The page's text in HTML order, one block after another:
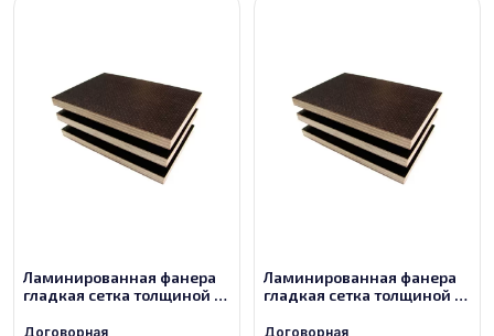
Ламинированная фанера
гладкая сетка толщиной 21
сорт 2/2
Договорная
Ламинированная фанера
гладкая сетка толщиной 21
сорт 3/3
Договорная